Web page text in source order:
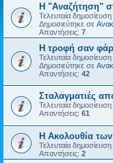
Η "Αναζήτηση"
Τελευταία
Δημοσιεύτηκε σε
Απαντήσεις: 7
H τροφή σαν
Τελευταία
Δημοσιεύτηκε σε
Απαντήσεις: 42
Σταλαγματιές
Τελευταία
Απαντήσεις: 61
Η Ακολουθία
Τελευταία
Απαντήσεις: 2